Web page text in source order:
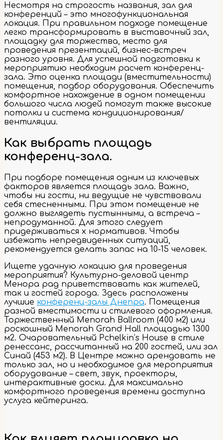
Несмотря на строгость названия, зал для
конференций – это многофункциональная
локация. При правильном подходе помещение
легко трансформировать в выставочный зал,
площадку для торжества, место для
проведения презентаций, бизнес-встреч
разного уровня. Для успешной подготовки к
мероприятию необходим расчет конференц-
зала. Это оценка площади (вместительности)
помещения, подбор оборудования. Обеспечить
комфортное нахождение в одном помещении
большого числа людей помогут также высокие
потолки и система кондиционирования/
вентиляции.
Как выбрать площадь
конференц-зала.
При подборе помещения одним из ключевых
факторов является площадь зала. Важно,
чтобы ни гости, ни ведущие не чувствовали
себя стесненными. При этом помещение не
должно выглядеть пустынными, а встреча –
непродуманной. Для этого следует
придерживаться х нормативов. Чтобы
избежать непредвиденных ситуаций,
рекомендуется делать запас на 10-15 человек.
Ищете удачную локацию для проведения
мероприятия? Культурно-деловой центр
Менора рад приветствовать как жителей,
так и гостей города. Здесь расположены
лучшие конференц-залы Днепра. Помещения
разной вместимости и стилевого оформления.
Торжественный Menorah Ballroom (400 м2) или
роскошный Menorah Grand Hall площадью 1300
м2. Очаровательный Pchelkin’s House в стиле
ренессанс, рассчитанный на 200 гостей, или зал
Синай (453 м2). В Центре можно арендовать не
только зал, но и необходимое для мероприятия
оборудование – свет, звук, проекторы,
интерактивные доски. Для максимально
комфортного проведения времени доступна
услуга кейтеринга.